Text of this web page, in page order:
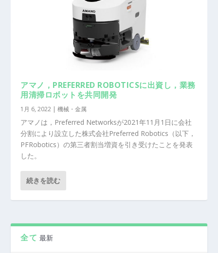
アマノ，PREFERRED ROBOTICSに出資し，業務
用清掃ロボットを共同開発
1月 6, 2022 |機械・金属
アマノは，Preferred Networksが2021年11月1日に会社
分割により設立した株式会社Preferred Robotics（以下，
PFRobotics）の第三者割当増資を引き受けたことを発表
した。
続きを読む
全て 最新